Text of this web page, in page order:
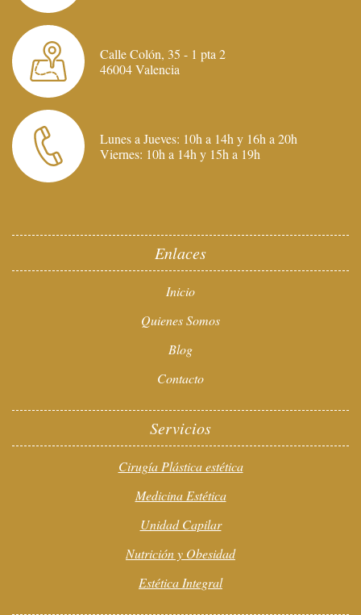
Calle Colón, 35 - 1 pta 2
46004 Valencia
Lunes a Jueves: 10h a 14h y 16h a 20h
Viernes: 10h a 14h y 15h a 19h
Enlaces
Inicio
Quienes Somos
Blog
Contacto
Servicios
Cirugía Plástica estética
Medicina Estética
Unidad Capilar
Nutrición y Obesidad
Estética Integral